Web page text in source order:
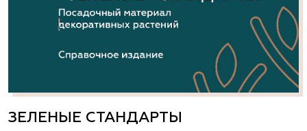
ЗЕЛЕНЫЕ СТАНДАРТЫ